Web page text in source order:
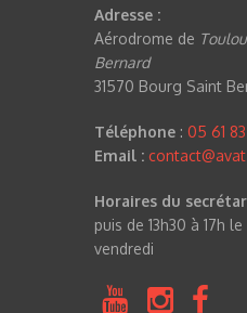
Adresse :
Aérodrome de
Bernard
31570 Bourg Saint
Téléphone : 05 61
Email :
Horaires du
puis de 13h30 à 17h
vendredi